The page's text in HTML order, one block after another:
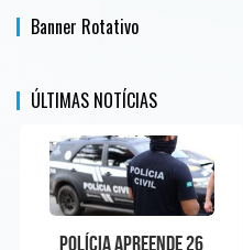
Banner Rotativo
ÚLTIMAS NOTÍCIAS
Polícia apreende 26